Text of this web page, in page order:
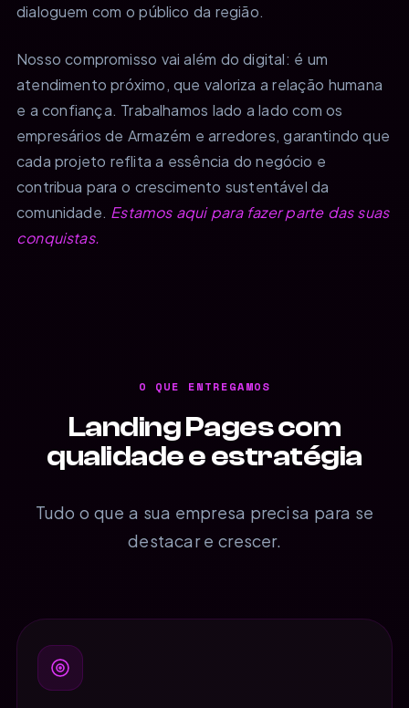
dialoguem com o público da região.
Nosso compromisso vai além do digital: é um
atendimento próximo, que valoriza a relação humana
e a confiança. Trabalhamos lado a lado com os
empresários de Armazém e arredores, garantindo que
cada projeto reflita a essência do negócio e
contribua para o crescimento sustentável da
comunidade. Estamos aqui para fazer parte das suas
conquistas.
O QUE ENTREGAMOS
Landing Pages com
qualidade e estratégia
Tudo o que a sua empresa precisa para se
destacar e crescer.